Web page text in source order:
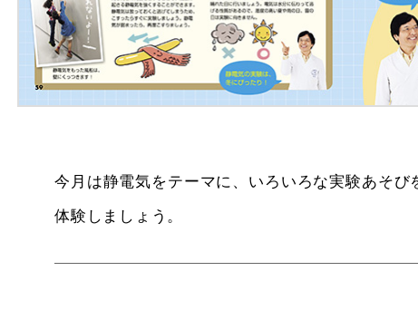
今月は静電気をテーマに、いろいろな実験あそび
体験しましょう。